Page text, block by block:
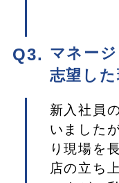
マネー
志望し
新入社員
いました
り現場を
店の立ち